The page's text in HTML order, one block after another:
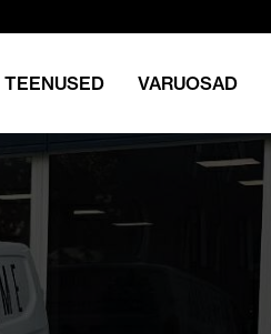
TEENUSED VARUOSAD